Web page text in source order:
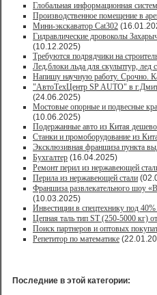
Глобальная информационная
Производственное помещение в
Мини-экскаватор Cat302
Гидравлические дровоколы
(10.12.2025)
Требуются подрядчики на
Лед,блоки льда для скульптур, лед
Напишу научную работу. Срочно.
"АвтоТехЦентр SP AUTO" в
(24.06.2025)
Мостовые опорные и подвесные
(10.06.2025)
Подержанные авто из Китая дешево
Станки и промоборудование из
Эксклюзивная франшиза пункта
Бухгалтер (16.04.2025)
Ремонт перил из нержавеющей
Перила из нержавеющей стали
Франшиза развлекательного шоу
(10.03.2025)
Инвестиции в спецтехнику под
Цепная таль тип ST (250-5000 кг)
Поиск партнеров и оптовых
Репетитор по математике
Последние в этой категории: